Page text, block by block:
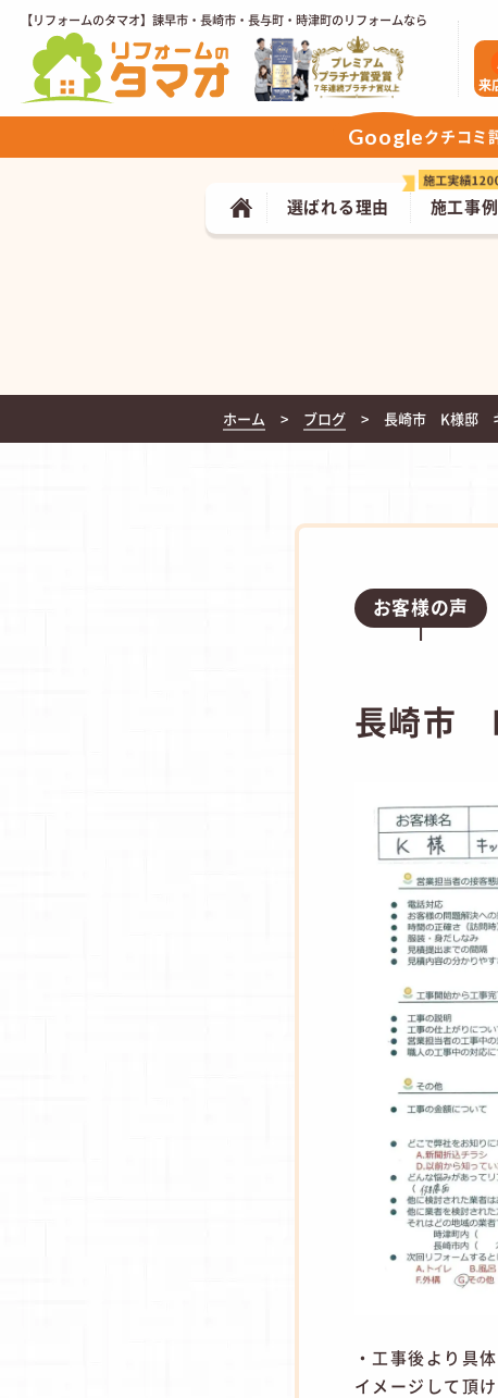
【リフォームのタマオ】諫早市・長崎市・長与町・時津町のリフォームなら
来
施工事例
選ばれる理由
Googleクチコミ
ホーム ブログ 長崎市 K様邸
お客様の声
長崎市
・工事後より具
イメージして頂